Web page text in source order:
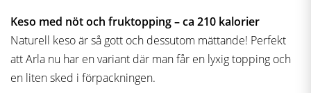
Keso med nöt och fruktopping – ca 210 kalorier
Naturell keso är så gott och dessutom mättande! Perfekt
att Arla nu har en variant där man får en lyxig topping och
en liten sked i förpackningen.